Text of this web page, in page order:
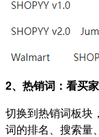
2、热销词：看买
切换到热销词板块
词的排名、搜索量